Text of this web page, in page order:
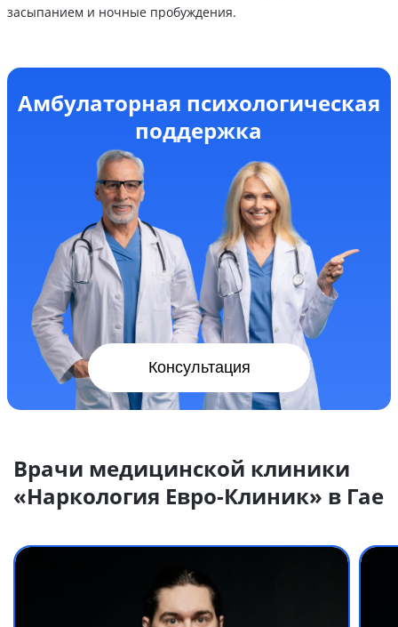
засыпанием и ночные пробуждения.
Амбулаторная психологическая
поддержка
Консультация
Врачи медицинской клиники
«Наркология Евро-Клиник» в Гае